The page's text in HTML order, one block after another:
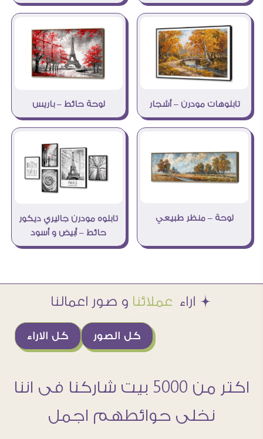
تابلوهات مودرن – أشجار لوحة حائط – باريس
لوحة – منظر طبيعي
تابلوه مودرن جاليري ديكور
حائط – أبيض و أسود
Æ اراء عملائنا و صور اعمالنا
كل الاراء كل الصور
اكتر من 5000 بيت شاركنا فى اننا
نخلى حوائطهم اجمل